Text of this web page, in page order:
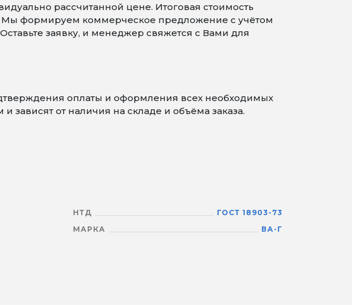
рассчитанной цене. Итоговая стоимость
Мы формируем коммерческое предложение с учётом
заявку, и менеджер свяжется с Вами для
оплаты и оформления всех необходимых
зависят от наличия на складе и объёма заказа.
НТД
ГОСТ 18903-73
МАРКА
ВА-Г